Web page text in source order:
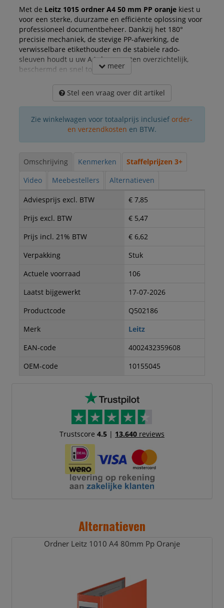
Met de Leitz 1015 ordner A4 50 mm PP oranjekiest u
voor een sterke, duurzame en efficiënte oplossing voor
professioneel documentbeheer. Dankzij het 180°
precisie mechaniek, de stevige PP-afwerking, de
verwisselbare etikethouder en de stabiele rado-
sleuven houdt u uw A4-documenten overzichtelijk,
beschermd en snel toegankelijk.
meer
Stel een vraag over dit artikel
Zie winkelwagen voor totaalprijs inclusief order-
en verzendkosten en BTW.
Omschrijving Kenmerken
Staffelprijzen 3+
Video
Meebestellers Alternatieven
Adviesprijs excl. BTW
€ 7,85
Prijs excl. BTW
€ 5,47
Prijs incl. 21% BTW
€ 6,62
Verpakking
Stuk
Actuele voorraad
106
Laatst bijgewerkt
17-07-2026
Productcode
Q502186
Merk
Leitz
EAN-code
4002432359608
OEM-code
10155045
Trustscore 4.5| 13.640reviews
Alternatieven
Ordner Leitz 1010 A4 80mm Pp Oranje